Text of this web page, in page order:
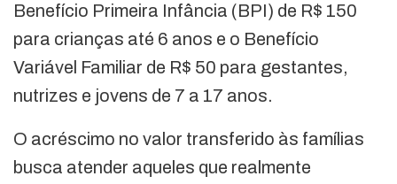
Benefício Primeira Infância (BPI) de R$ 150
para crianças até 6 anos e o Benefício
Variável Familiar de R$ 50 para gestantes,
nutrizes e jovens de 7 a 17 anos.
O acréscimo no valor transferido às famílias
busca atender aqueles que realmente